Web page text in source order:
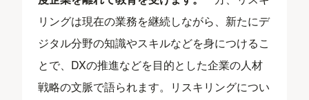
リングは現在の業務を継続しながら、新たにデ
ジタル分野の知識やスキルなどを身につけるこ
とで、DXの推進などを目的とした企業の人材
戦略の文脈で語られます。リスキリングについ